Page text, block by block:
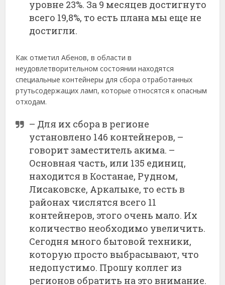
уровне 23%. За 9 месяцев достигнуто
всего 19,8%, то есть плана мы еще не
достигли.
Как отметил Абенов, в области в
неудовлетворительном состоянии находятся
специальные контейнеры для сбора отработанных
ртутьсодержащих ламп, которые относятся к опасным
отходам.
– Для их сбора в регионе
установлено 146 контейнеров, –
говорит заместитель акима. –
Основная часть, или 135 единиц,
находится в Костанае, Рудном,
Лисаковске, Аркалыке, то есть в
районах числятся всего 11
контейнеров, этого очень мало. Их
количество необходимо увеличить.
Сегодня много бытовой техники,
которую просто выбрасывают, что
недопустимо. Прошу коллег из
регионов обратить на это внимание.